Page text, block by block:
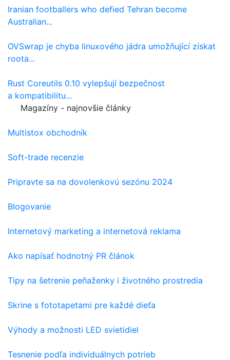
Iranian footballers who defied Tehran become
Australian...
OVSwrap je chyba linuxového jádra umožňující získat
roota...
Rust Coreutils 0.10 vylepšují bezpečnost
a kompatibilitu...
Magazíny - najnovšie články
Multistox obchodník
Soft-trade recenzie
Pripravte sa na dovolenkovú sezónu 2024
Blogovanie
Internetový marketing a internetová reklama
Ako napísať hodnotný PR článok
Tipy na šetrenie peňaženky i životného prostredia
Skrine s fototapetami pre každé dieťa
Výhody a možnosti LED svietidiel
Tesnenie podľa individuálnych potrieb